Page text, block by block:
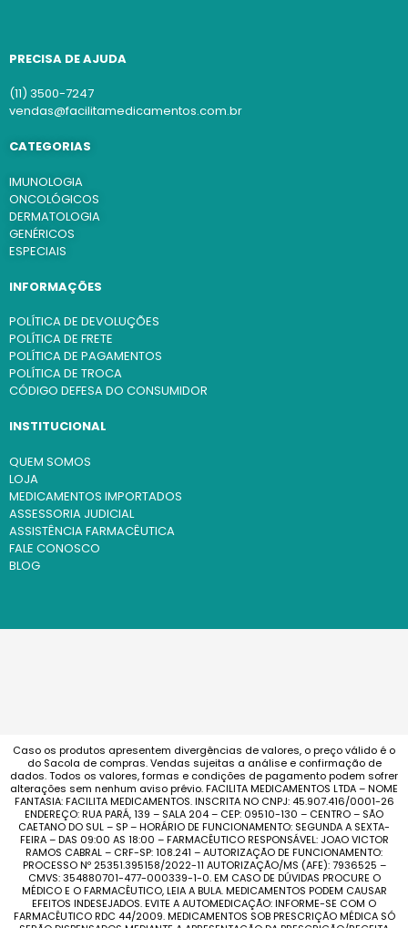
PRECISA DE AJUDA
(11) 3500-7247
vendas@facilitamedicamentos.com.br
CATEGORIAS
IMUNOLOGIA
ONCOLÓGICOS
DERMATOLOGIA
GENÉRICOS
ESPECIAIS
INFORMAÇÕES
POLÍTICA DE DEVOLUÇÕES
POLÍTICA DE FRETE
POLÍTICA DE PAGAMENTOS
POLÍTICA DE TROCA
CÓDIGO DEFESA DO CONSUMIDOR
INSTITUCIONAL
QUEM SOMOS
LOJA
MEDICAMENTOS IMPORTADOS
ASSESSORIA JUDICIAL
ASSISTÊNCIA FARMACÊUTICA
FALE CONOSCO
BLOG
Caso os produtos apresentem divergências de valores, o preço válido é o
do Sacola de compras. Vendas sujeitas a análise e confirmação de
dados. Todos os valores, formas e condições de pagamento podem sofrer
alterações sem nenhum aviso prévio. FACILITA MEDICAMENTOS LTDA – NOME
FANTASIA: FACILITA MEDICAMENTOS. INSCRITA NO CNPJ: 45.907.416/0001-26
ENDEREÇO: RUA PARÁ, 139 – SALA 204 – CEP: 09510-130 – CENTRO – SÃO
CAETANO DO SUL – SP – HORÁRIO DE FUNCIONAMENTO: SEGUNDA A SEXTA-
FEIRA – DAS 09:00 AS 18:00 – FARMACÊUTICO RESPONSÁVEL: JOAO VICTOR
RAMOS CABRAL – CRF-SP: 108.241 – AUTORIZAÇÃO DE FUNCIONAMENTO:
PROCESSO Nº 25351.395158/2022-11 AUTORIZAÇÃO/MS (AFE): 7936525 –
CMVS: 354880701-477-000339-1-0. EM CASO DE DÚVIDAS PROCURE O
MÉDICO E O FARMACÊUTICO, LEIA A BULA. MEDICAMENTOS PODEM CAUSAR
EFEITOS INDESEJADOS. EVITE A AUTOMEDICAÇÃO: INFORME-SE COM O
FARMACÊUTICO RDC 44/2009. MEDICAMENTOS SOB PRESCRIÇÃO MÉDICA SÓ